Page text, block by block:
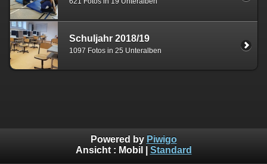
Schuljahr 2018/19
1097 Fotos in 25 Unteralben
Powered by Piwigo
Ansicht : Mobil Standard